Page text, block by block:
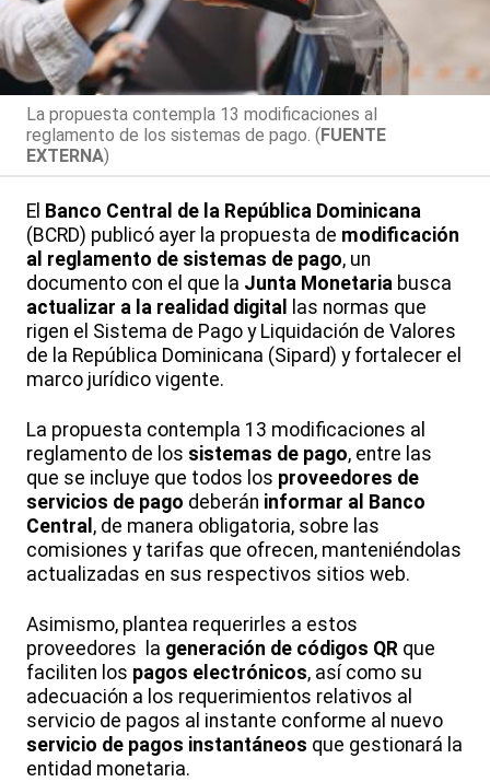
La propuesta contempla 13 modificaciones al
reglamento de los sistemas de pago. (FUENTE
EXTERNA)
El Banco Central de la República Dominicana
(BCRD) publicó ayer la propuesta de modificación
al reglamento de sistemas de pago, un
documento con el que la Junta Monetaria busca
actualizar a la realidad digital
las normas que
rigen el Sistema de Pago y Liquidación de Valores
de la República Dominicana (Sipard) y fortalecer el
marco jurídico vigente.
La propuesta contempla 13 modificaciones al
reglamento de los sistemas de pago, entre las
que se incluye que todos los proveedores de
servicios de pago deberán informar al Banco
Central , de manera obligatoria, sobre las
comisiones y tarifas que ofrecen, manteniéndolas
actualizadas en sus respectivos sitios web.
Asimismo, plantea requerirles a estos
proveedores la generación de códigos QR que
faciliten los pagos electrónicos, así como su
adecuación a los requerimientos relativos al
servicio de pagos al instante conforme al nuevo
servicio de pagos instantáneos que gestionará la
entidad monetaria.